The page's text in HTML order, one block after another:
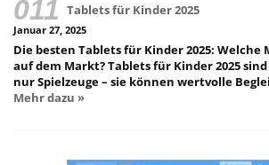
Tablets für Kinder 2025
Januar 27, 2025
Die besten Tablets für Kinder 2025: Welche
auf dem Markt? Tablets für Kinder 2025
nur Spielzeuge – sie können wertvolle
Mehr dazu »